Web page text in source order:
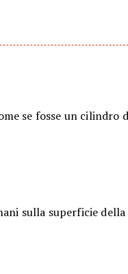
se fosse un cilindro
sulla superficie della